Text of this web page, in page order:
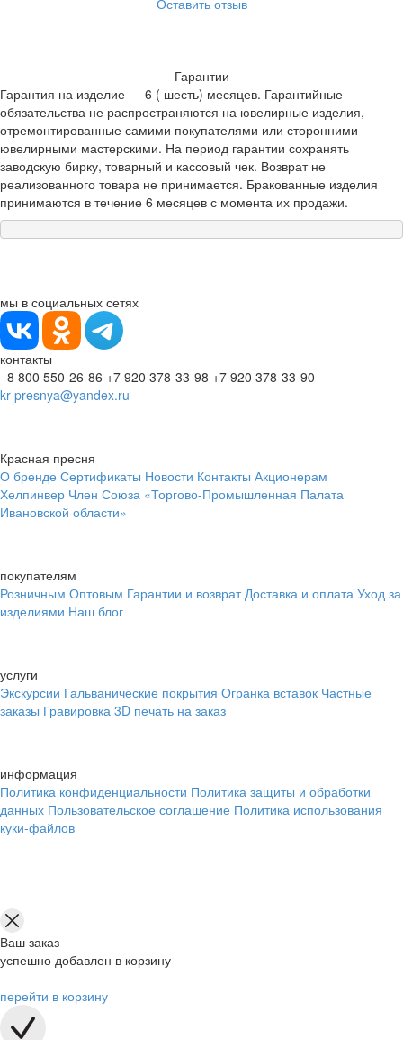
Оставить отзыв
Гарантии
Гарантия на изделие — 6 ( шесть) месяцев. Гарантийные
обязательства не распространяются на ювелирные изделия,
отремонтированные самими покупателями или сторонними
ювелирными мастерскими. На период гарантии сохранять
заводскую бирку, товарный и кассовый чек. Возврат не
реализованного товара не принимается. Бракованные изделия
принимаются в течение 6 месяцев с момента их продажи.
мы в социальных сетях
контакты
8 800 550-26-86 +7 920 378-33-98 +7 920 378-33-90
kr-presnya@yandex.ru
Красная пресня
О бренде Сертификаты Новости Контакты Акционерам
Хелпинвер Член Союза «Торгово-Промышленная Палата
Ивановской области»
покупателям
Розничным Оптовым Гарантии и возврат Доставка и оплата Уход за
изделиями Наш блог
услуги
Экскурсии Гальванические покрытия Огранка вставок Частные
заказы Гравировка 3D печать на заказ
информация
Политика конфиденциальности Политика защиты и обработки
данных Пользовательское соглашение Политика использования
куки-файлов
Ваш заказ
успешно добавлен в корзину
перейти в корзину